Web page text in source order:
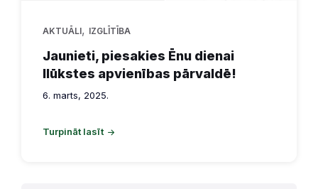
AKTUĀLI, IZGLĪTĪBA
Jaunieti, piesakies Ēnu dienai
Ilūkstes apvienības pārvaldē!
6. marts, 2025.
Turpināt lasīt